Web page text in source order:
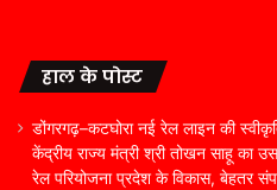
हाल के पोस्ट
डोंगरगढ़–कटघोरा नई रेल लाइन की
केंद्रीय राज्य मंत्री श्री तोखन साहू का
रेल परियोजना प्रदेश के विकास, बेहतर